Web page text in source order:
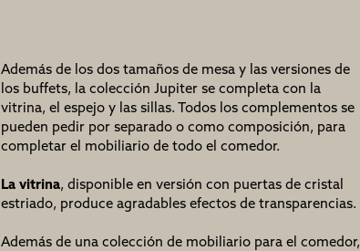
Además de los dos tamaños de mesa y las versiones de
los buffets, la colección Jupiter se completa con la
vitrina, el espejo y las sillas. Todos los complementos se
pueden pedir por separado o como composición, para
completar el mobiliario de todo el comedor.
La vitrina, disponible en versión con puertas de cristal
estriado, produce agradables efectos de transparencias.
Además de una colección de mobiliario para el comedor,